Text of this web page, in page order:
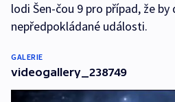
lodi Šen-čou 9 pro případ, že
nepředpokládané události.
GALERIE
videogallery_238749